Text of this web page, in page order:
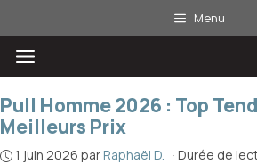
au
contenu
Menu
Menu
Pull Homme 2026 : Top
Meilleurs Prix
1 juin 2026 par Raphaël D. · Durée de